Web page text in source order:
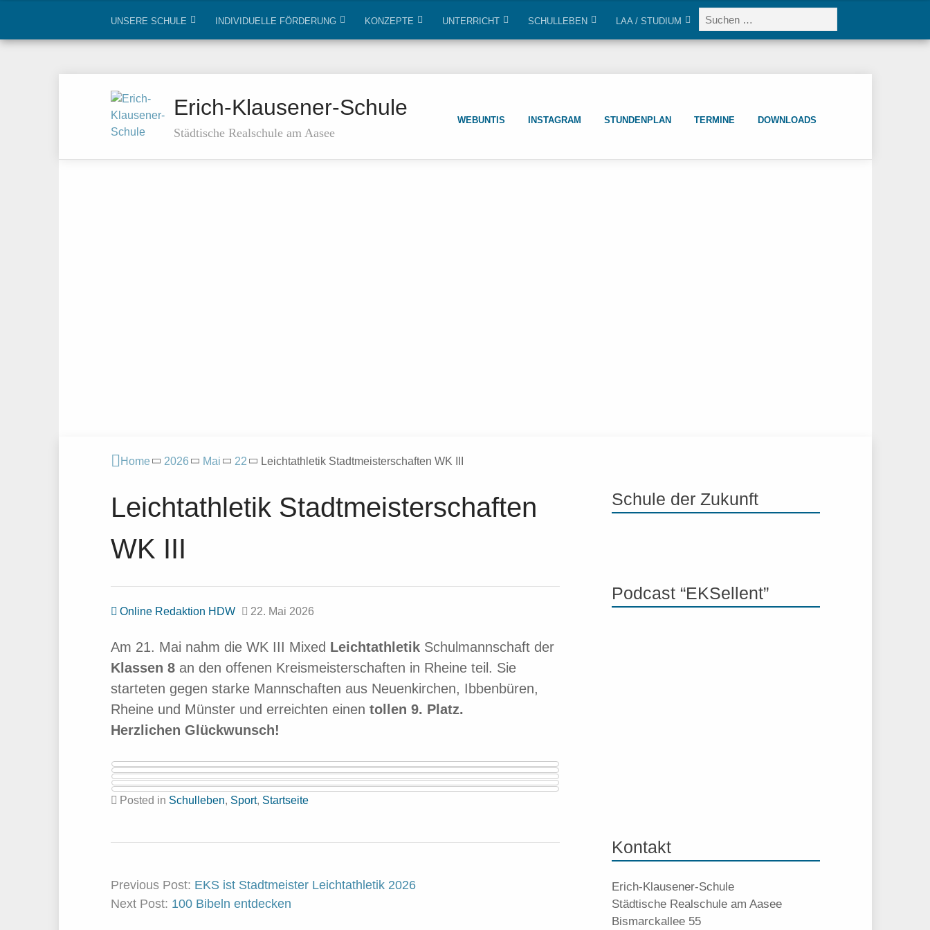
UNSERE SCHULE INDIVIDUELLE FÖRDERUNG KONZEPTE UNTERRICHT SCHULLEBEN LAA / STUDIUM
Erich-Klausener-Schule
Städtische Realschule am Aasee
WEBUNTIS INSTAGRAM STUNDENPLAN TERMINE DOWNLOADS
Home 2026 Mai 22 Leichtathletik Stadtmeisterschaften WK III
Leichtathletik Stadtmeisterschaften
WK III
Online Redaktion HDW 22. Mai 2026
Am 21. Mai nahm die WK III Mixed LeichtathletikSchulmannschaft der
Klassen 8an den offenen Kreismeisterschaften in Rheine teil. Sie
starteten gegen starke Mannschaften aus Neuenkirchen, Ibbenbüren,
Rheine und Münster und erreichten einen tollen 9. Platz.
Herzlichen Glückwunsch!
Posted in Schulleben, Sport, Startseite
Previous Post: EKS ist Stadtmeister Leichtathletik 2026
Next Post: 100 Bibeln entdecken
Schule der Zukunft
Podcast “EKSellent”
Kontakt
Erich-Klausener-Schule
Städtische Realschule am Aasee
Bismarckallee 55